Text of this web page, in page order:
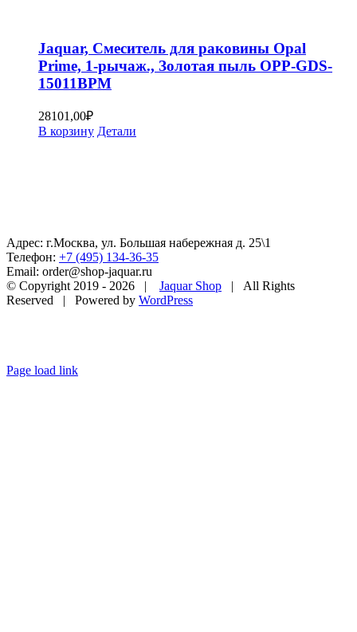
Jaquar, Смеситель для раковины Opal
Prime, 1-рычаж., Золотая пыль OPP-GDS-
15011BPM
28101,00₽
В корзину Детали
Адрес: г.Москва, ул. Большая набережная д. 25\1
Телефон: +7 (495) 134-36-35
Email: order@shop-jaquar.ru
© Copyright 2019 - 2026 | Jaquar Shop | All Rights
Reserved | Powered by WordPress
Page load link